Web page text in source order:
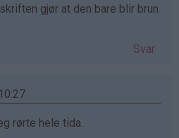
gjør at den bare blir brun
Svar
rørte hele tida.